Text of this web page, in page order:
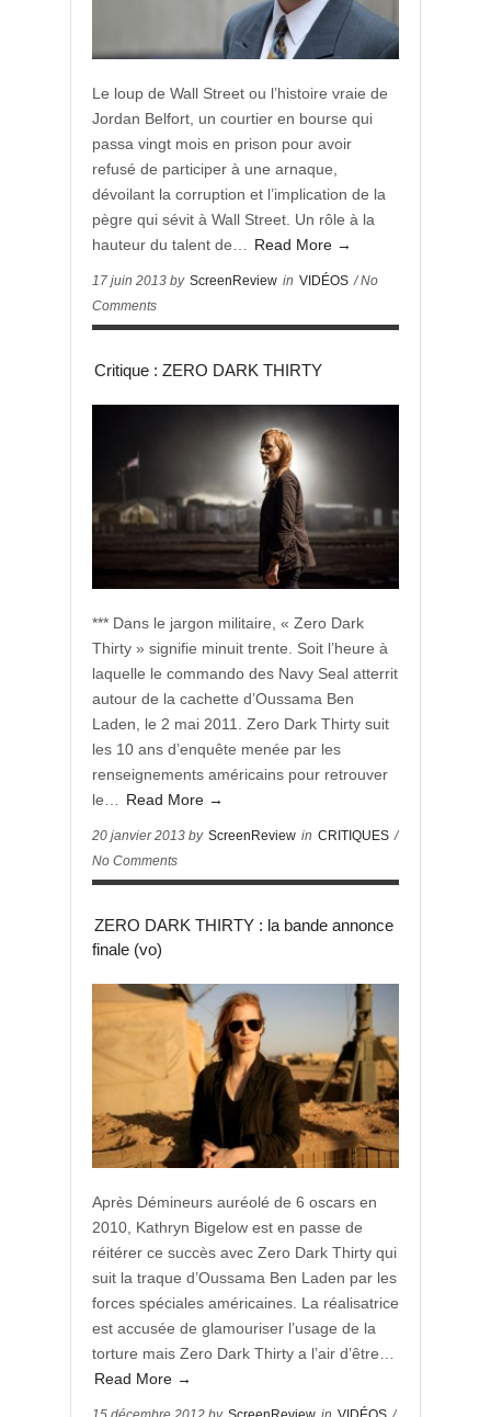
Le loup de Wall Street ou l’histoire vraie de
Jordan Belfort, un courtier en bourse qui
passa vingt mois en prison pour avoir
refusé de participer à une arnaque,
dévoilant la corruption et l’implication de la
pègre qui sévit à Wall Street. Un rôle à la
hauteur du talent de…
Read More →
17 juin 2013 by ScreenReview in VIDÉOS / No
Comments
Critique : ZERO DARK THIRTY
*** Dans le jargon militaire, « Zero Dark
Thirty » signifie minuit trente. Soit l’heure à
laquelle le commando des Navy Seal atterrit
autour de la cachette d’Oussama Ben
Laden, le 2 mai 2011. Zero Dark Thirty suit
les 10 ans d’enquête menée par les
renseignements américains pour retrouver
le…
Read More →
20 janvier 2013 by ScreenReview in CRITIQUES /
No Comments
ZERO DARK THIRTY : la bande annonce
finale (vo)
Après Démineurs auréolé de 6 oscars en
2010, Kathryn Bigelow est en passe de
réitérer ce succès avec Zero Dark Thirty qui
suit la traque d’Oussama Ben Laden par les
forces spéciales américaines. La réalisatrice
est accusée de glamouriser l’usage de la
torture mais Zero Dark Thirty a l’air d’être…
Read More →